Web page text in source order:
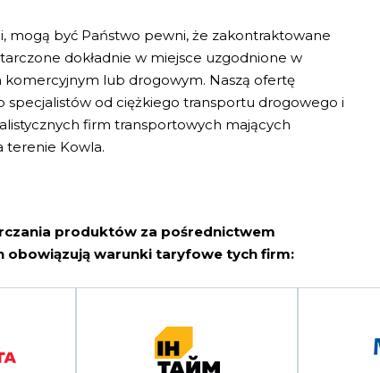
mogą być Państwo pewni, że zakontraktowane
dokładnie w miejsce uzgodnione w
lub drogowym. Naszą ofertę
specjalistów od ciężkiego transportu drogowego i
firm transportowych mających
terenie Kowla.
produktów za pośrednictwem
warunki taryfowe tych firm: